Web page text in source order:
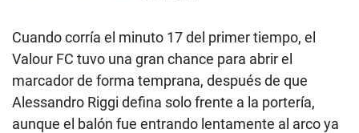
Cuando corría el minuto 17 del primer tiempo, el
Valour FC tuvo una gran chance para abrir el
marcador de forma temprana, después de que
Alessandro Riggi defina solo frente a la portería,
aunque el balón fue entrando lentamente al arco ya